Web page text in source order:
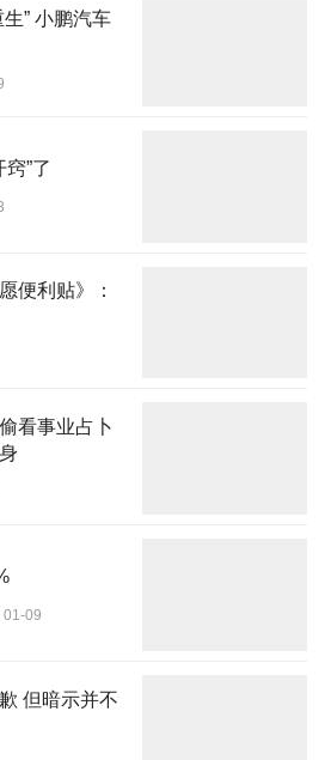
。显然，特朗普想将促和巴以的经验带
特科夫、库什纳组合的能力。
德总理默茨作简短欢迎后，立即退出会
左三）此前刚在莫斯科与普京（右三）
期待用俄罗斯在欧盟资产的利息，支付给
克兰的军政开支。明显，欧盟目前不想
连斯基的态度。
统。
障”。
” 小鹏汽车
”了
便利贴》：
看事业占卜
01-09
但暗示并不